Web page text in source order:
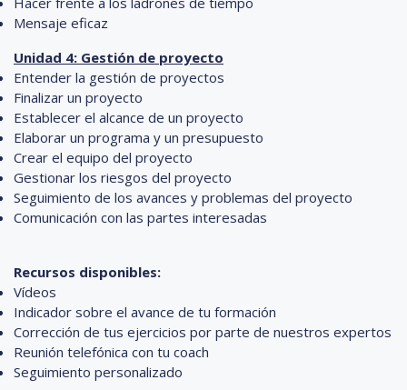
Mensaje eficaz
Unidad 4: Gestión de proyecto
Entender la gestión de proyectos
Finalizar un proyecto
Establecer el alcance de un proyecto
Elaborar un programa y un presupuesto
Crear el equipo del proyecto
Gestionar los riesgos del proyecto
Seguimiento de los avances y problemas del proyecto
Comunicación con las partes interesadas
Recursos disponibles:
Vídeos
Indicador sobre el avance de tu formación
Corrección de tus ejercicios por parte de nuestros expertos
Reunión telefónica con tu coach
Seguimiento personalizado